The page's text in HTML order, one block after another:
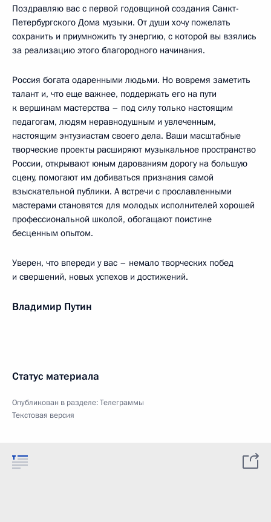
Поздравляю вас с первой годовщиной создания Санкт-
Петербургского Дома музыки. От души хочу пожелать
сохранить и приумножить ту энергию, с которой вы взялись
за реализацию этого благородного начинания.
Россия богата одаренными людьми. Но вовремя заметить
талант и, что еще важнее, поддержать его на пути
к вершинам мастерства – под силу только настоящим
педагогам, людям неравнодушным и увлеченным,
настоящим энтузиастам своего дела. Ваши масштабные
творческие проекты расширяют музыкальное пространство
России, открывают юным дарованиям дорогу на большую
сцену, помогают им добиваться признания самой
взыскательной публики. А встречи с прославленными
мастерами становятся для молодых исполнителей хорошей
профессиональной школой, обогащают поистине
бесценным опытом.
Уверен, что впереди у вас – немало творческих побед
и свершений, новых успехов и достижений.
Владимир Путин
Статус материала
Опубликован в разделе:Телеграммы
Текстовая версия